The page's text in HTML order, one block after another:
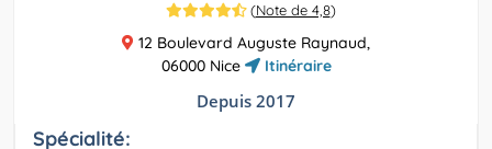
(Note de 4,8)
12 Boulevard Auguste Raynaud,
06000 Nice
Itinéraire
Depuis 2017
Spécialité: